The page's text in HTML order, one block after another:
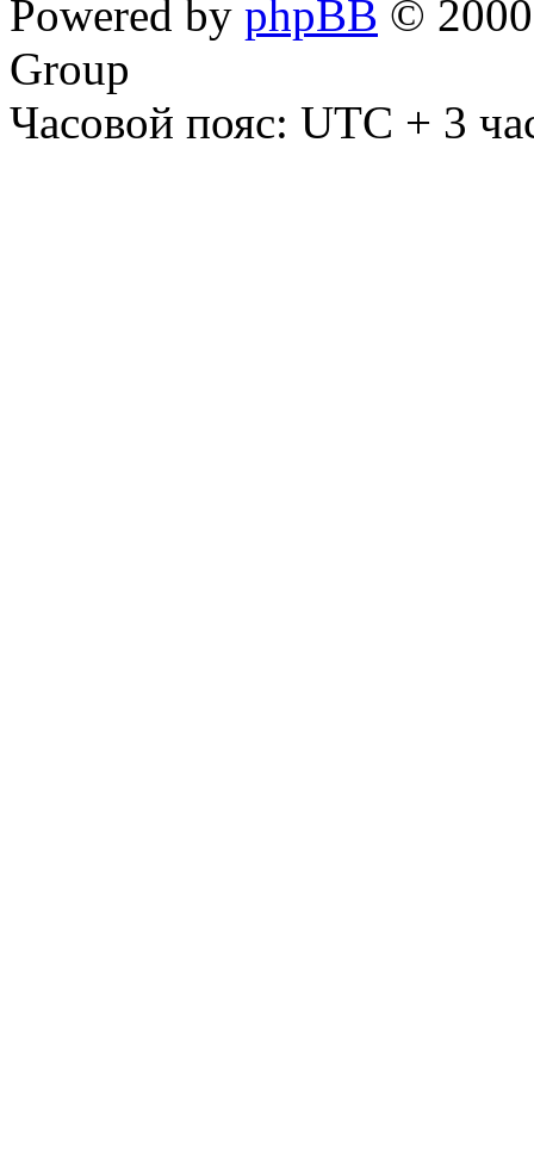
Powered by phpBB ©
Group
Часовой пояс: UTC + 3